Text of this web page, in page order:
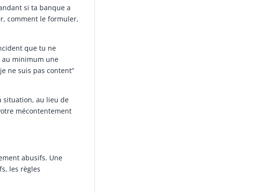
si ta banque a
comment le formuler,
que tu ne
au minimum une
ne suis pas content”
situation, au lieu de
mécontentement
abusifs. Une
les règles